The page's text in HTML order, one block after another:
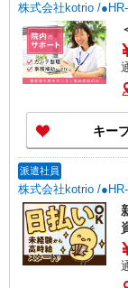
株式会社kotrio /
キー
派遣社員
株式会社kotrio /